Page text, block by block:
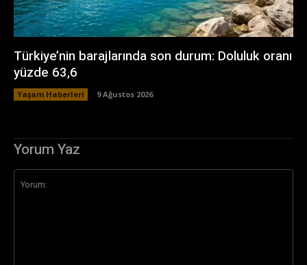
Türkiye’nin barajlarında son durum: Doluluk oranı
yüzde 63,6
Yaşam Haberleri 9 Ağustos 2026
Yorum Yaz